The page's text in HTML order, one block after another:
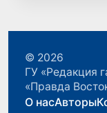
© 2026
ГУ «Редакция
«Правда
О насАвторы